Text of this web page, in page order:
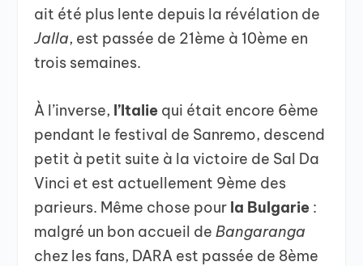
ait été plus lente depuis la révélation de
Jalla, est passée de 21ème à 10ème en
trois semaines.
À l’inverse, l’Italie qui était encore 6ème
pendant le festival de Sanremo, descend
petit à petit suite à la victoire de Sal Da
Vinci et est actuellement 9ème des
parieurs. Même chose pour la Bulgarie :
malgré un bon accueil deBangaranga
chez les fans, DARA est passée de 8ème